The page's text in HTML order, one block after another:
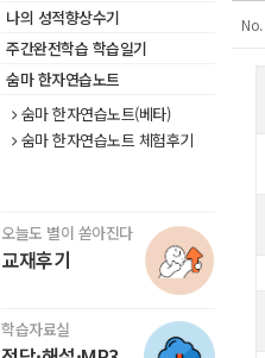
나의 성적향상수기
주간완전학습 학습일기
숨마 한자연습노트
숨마 한자연습노트(베타)
숨마 한자연습노트 체험후기
오늘도 별이 쏟아진다
교재후기
학습자료실
No.